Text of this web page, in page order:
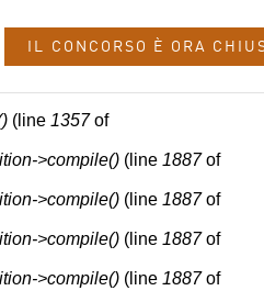
IL CONCORSO È ORA
(line 1357of
>compile() (line 1887of
>compile() (line 1887of
>compile() (line 1887of
>compile() (line 1887of